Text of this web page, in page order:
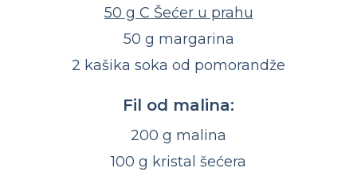
50 g C Šećer u prahu
50 g margarina
2 kašika soka od pomorandže
Fil od malina:
200 g malina
100 g kristal šećera